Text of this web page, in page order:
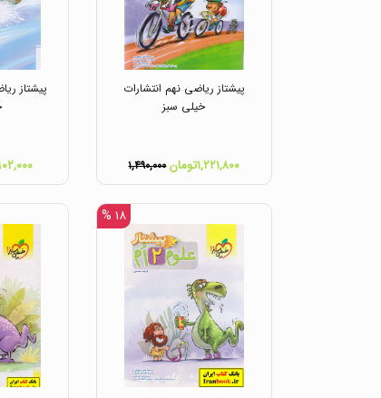
پیشتاز ریاضی نهم انتشارات
خیلی سبز
۱,۲۲۱,۸۰۰تومان ۱,۴۹۰,۰۰۰
پیشتاز
۱۸ %